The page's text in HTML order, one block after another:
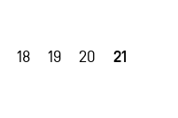
18 19 20 21